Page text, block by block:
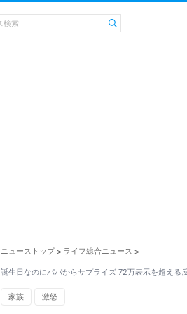
ニューストップ > ライフ総合ニュース >
誕生日なのにパパからサプライズ 72万表示を超える
家族 激怒